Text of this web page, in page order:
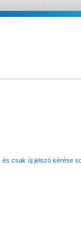
és csak új jelszó kérése